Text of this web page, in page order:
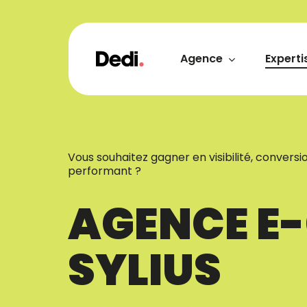
Agence
Vous souhaitez gagner en visibilité,
performant ?
AGENCE
SYLIUS